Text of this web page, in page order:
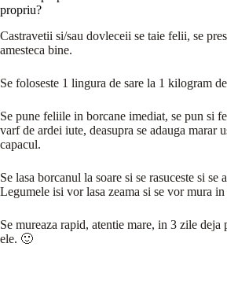
propriu?
Castravetii si/sau dovleceii se taie felii, se
amesteca bine.
Se foloseste 1 lingura de sare la 1 kilogram
Se pune feliile in borcane imediat, se pun si
varf de ardei iute, deasupra se adauga marar
capacul.
Se lasa borcanul la soare si se rasuceste si se
Legumele isi vor lasa zeama si se vor mura
Se mureaza rapid, atentie mare, in 3 zile deja
ele. 🙂